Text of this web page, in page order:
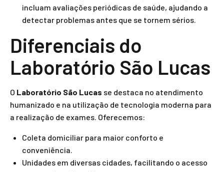
incluam avaliações periódicas de saúde, ajudando a
detectar problemas antes que se tornem sérios.
Diferenciais do
Laboratório São Lucas
O Laboratório São Lucas se destaca no atendimento
humanizado e na utilização de tecnologia moderna para
a realização de exames. Oferecemos:
Coleta domiciliar para maior conforto e
conveniência.
Unidades em diversas cidades, facilitando o acesso